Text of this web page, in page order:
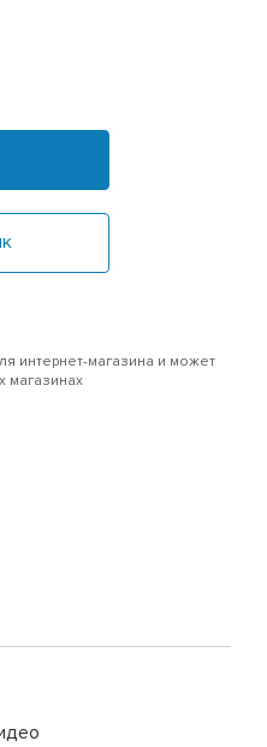
интернет-магазина и может
магазинах